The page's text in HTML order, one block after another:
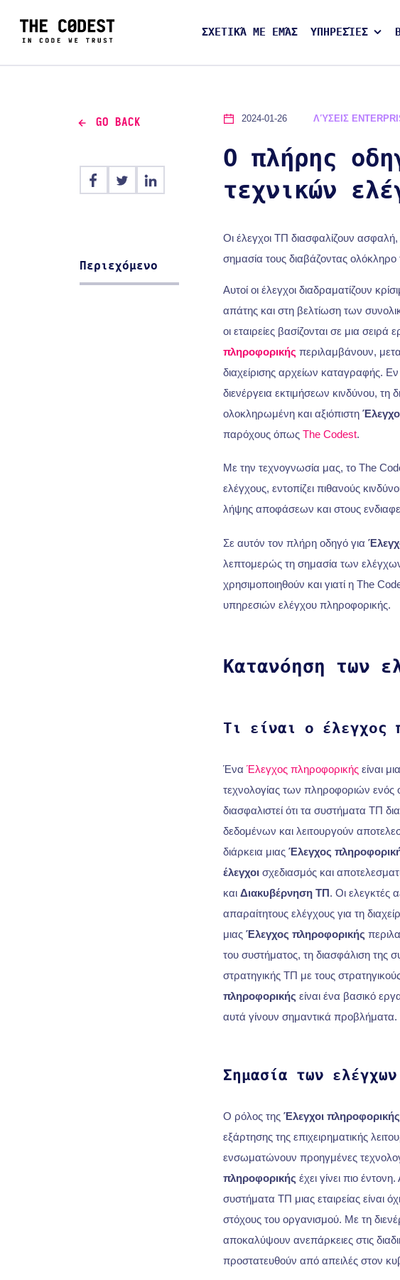
ΣΧΕΤΙΚΆ ΜΕ ΕΜΆΣ ΥΠΗΡΕΣΊΕΣ
GO BACK
Περιεχόμενο
2024-01-26 ΛΎΣΕΙΣ
Ο πλήρης
τεχνικών
Οι έλεγχοι ΤΠ διασφαλίζουν
σημασία τους διαβάζοντας
Αυτοί οι έλεγχοι διαδραματίζουν
απάτης και στη βελτίωση των
οι εταιρείες βασίζονται σε μια
πληροφορικής περιλαμβάνουν,
διαχείρισης αρχείων καταγραφής.
διενέργεια εκτιμήσεων κινδύνου, τη
ολοκληρωμένη και αξιόπιστη
παρόχους όπως The Codest.
Με την τεχνογνωσία μας, το The
ελέγχους, εντοπίζει πιθανούς
λήψης αποφάσεων και στους
Σε αυτόν τον πλήρη οδηγό για
λεπτομερώς τη σημασία των
χρησιμοποιηθούν και γιατί η The
υπηρεσιών ελέγχου πληροφορικής.
Κατανόηση των
Τι είναι ο έλεγχος
Ένα Έλεγχος πληροφορικήςείναι
τεχνολογίας των πληροφοριών ενός
διασφαλιστεί ότι τα συστήματα ΤΠ
δεδομένων και λειτουργούν
διάρκεια μιας Έλεγχος
έλεγχοι σχεδιασμός και
και Διακυβέρνηση ΤΠ. Οι ελεγκτές
απαραίτητους ελέγχους για τη
μιας Έλεγχος πληροφορικής
του συστήματος, τη διασφάλιση της
στρατηγικής ΤΠ με τους
πληροφορικής είναι ένα βασικό
αυτά γίνουν σημαντικά προβλήματα.
Σημασία των
Ο ρόλος της Έλεγχοι πληροφορικής
εξάρτησης της επιχειρηματικής
ενσωματώνουν προηγμένες
πληροφορικής έχει γίνει πιο
συστήματα ΤΠ μιας εταιρείας είναι
στόχους του οργανισμού. Με τη
αποκαλύψουν ανεπάρκειες στις
προστατευθούν από απειλές στον